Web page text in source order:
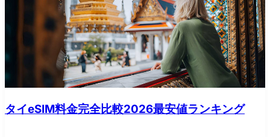
タイeSIM料金完全比較2026最安値ランキング